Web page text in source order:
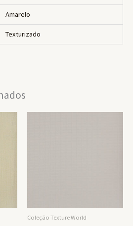
Amarelo
Texturizado
Coleção Texture World